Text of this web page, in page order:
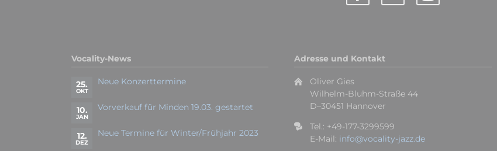
Vocality-News
25.
OKT
Neue Konzerttermine
10.
JAN
Vorverkauf für Minden 19.03. gestartet
12.
DEZ
Neue Termine für Winter/Frühjahr 2023
Adresse und Kontakt
Oliver Gies
Wilhelm-Bluhm-Straße 44
D–30451 Hannover
Tel.: +49-177-3299599
E-Mail: info@vocality-jazz.de